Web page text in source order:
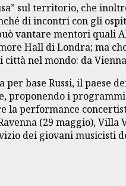
sul territorio, che
di incontri con gli
vantare mentori
Hall di Londra; ma
nel mondo: da
base Russi, il paese
proponendo i
la performance
(29 maggio),
dei giovani musicisti